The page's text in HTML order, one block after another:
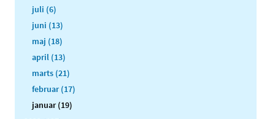
juli (6)
juni (13)
maj (18)
april (13)
marts (21)
februar (17)
januar (19)